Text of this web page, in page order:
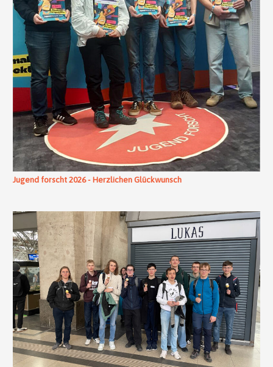
Jugend forscht 2026 - Herzlichen Glückwunsch